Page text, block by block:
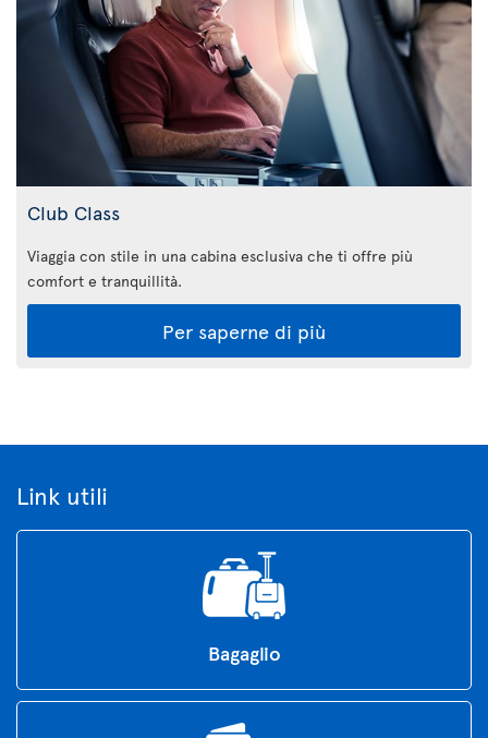
Club Class
Viaggia con stile in una cabina esclusiva che ti offre più
comfort e tranquillità.
Per saperne di più
Link utili
Bagaglio